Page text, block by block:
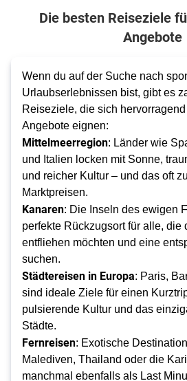
Die besten Reiseziele
Angebote
Wenn du auf der Suche nach
Urlaubserlebnissen bist, gibt es
Reiseziele, die sich
Angebote eignen:
Mittelmeerregion: Länder wie
und Italien locken mit Sonne,
und reicher Kultur – und das oft
Marktpreisen.
Kanaren: Die Inseln des ewigen
perfekte Rückzugsort für alle, die
entfliehen möchten und eine
suchen.
Städtereisen in Europa: Paris,
sind ideale Ziele für einen
pulsierende Kultur und das
Städte.
Fernreisen: Exotische
Malediven, Thailand oder die
manchmal ebenfalls als Last